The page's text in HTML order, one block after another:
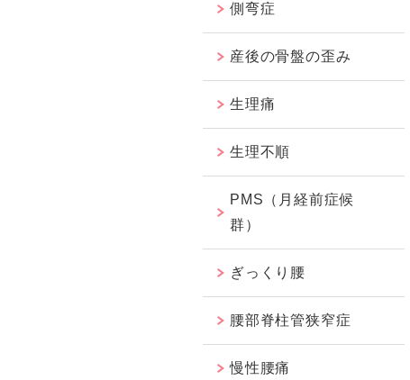
側弯症
産後の骨盤の歪み
生理痛
生理不順
PMS（月経前症候
群）
ぎっくり腰
腰部脊柱管狭窄症
慢性腰痛